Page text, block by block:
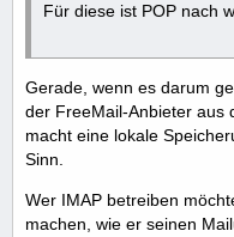
Für diese ist POP nach
Gerade, wenn es darum
der FreeMail-Anbieter aus
macht eine lokale
Sinn.
Wer IMAP betreiben
machen, wie er seinen